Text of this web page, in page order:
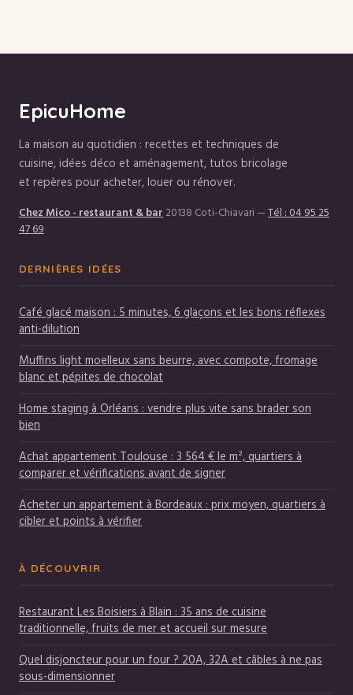
EpicuHome
La maison au quotidien : recettes et techniques de
cuisine, idées déco et aménagement, tutos bricolage
et repères pour acheter, louer ou rénover.
Chez Mico - restaurant & bar20138 Coti-Chiavari—Tél : 04 95 25
47 69
DERNIÈRES IDÉES
Café glacé maison : 5 minutes, 6 glaçons et les bons réflexes
anti-dilution
Muffins light moelleux sans beurre, avec compote, fromage
blanc et pépites de chocolat
Home staging à Orléans : vendre plus vite sans brader son
bien
Achat appartement Toulouse : 3 564 € le m², quartiers à
comparer et vérifications avant de signer
Acheter un appartement à Bordeaux : prix moyen, quartiers à
cibler et points à vérifier
À DÉCOUVRIR
Restaurant Les Boisiers à Blain : 35 ans de cuisine
traditionnelle, fruits de mer et accueil sur mesure
Quel disjoncteur pour un four ? 20A, 32A et câbles à ne pas
sous-dimensionner